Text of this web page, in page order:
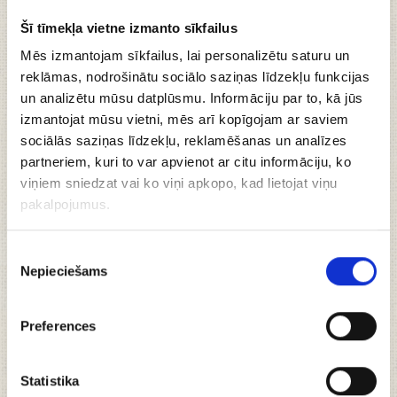
Šī tīmekļa vietne izmanto sīkfailus
Mēs izmantojam sīkfailus, lai personalizētu saturu un
reklāmas, nodrošinātu sociālo saziņas līdzekļu funkcijas
un analizētu mūsu datplūsmu. Informāciju par to, kā jūs
izmantojat mūsu vietni, mēs arī kopīgojam ar saviem
sociālās saziņas līdzekļu, reklamēšanas un analīzes
partneriem, kuri to var apvienot ar citu informāciju, ko
viņiem sniedzat vai ko viņi apkopo, kad lietojat viņu
pakalpojumus.
izvēle
Nepieciešams
Preferences
Statistika
Mazo pavāriņu ballīte, (5
pers.)
75.00 €
Pievienot grozam